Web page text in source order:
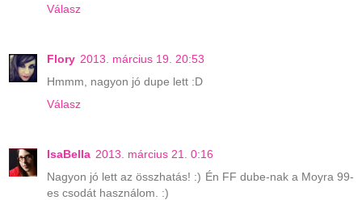
Válasz
Flory 2013. március 19. 20:53
Hmmm, nagyon jó dupe lett :D
Válasz
IsaBella 2013. március 21. 0:16
Nagyon jó lett az összhatás! :) Én FF dube-nak a Moyra 99-
es csodát használom. :)